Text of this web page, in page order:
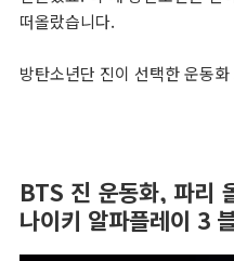
떠올랐습니다.
방탄소년단 진이 선택한 운동
BTS 진 운동화, 파리
나이키 알파플레이 3